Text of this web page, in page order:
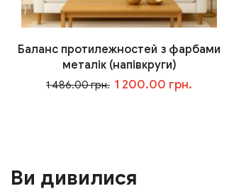
Баланс протилежностей з фарбами
металік (напівкруги)
1 486.00 грн. 1 200.00 грн.
Ви дивилися